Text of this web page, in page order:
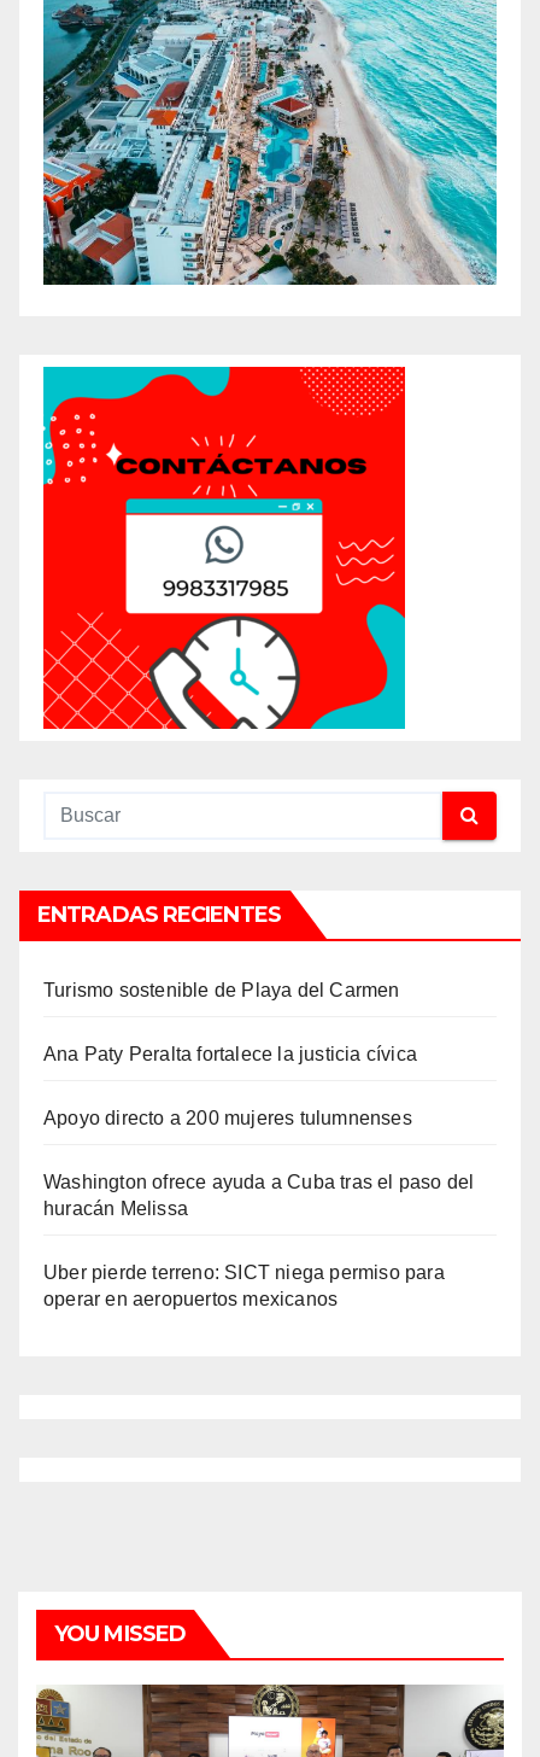
ENTRADAS RECIENTES
Turismo sostenible de Playa del Carmen
Ana Paty Peralta fortalece la justicia cívica
Apoyo directo a 200 mujeres tulumnenses
Washington ofrece ayuda a Cuba tras el paso del
huracán Melissa
Uber pierde terreno: SICT niega permiso para
operar en aeropuertos mexicanos
YOU MISSED